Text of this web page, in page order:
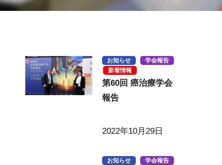
お知らせ
学会報告
新着情報
第60回 癌治療学会
報告
2022年10月29日
お知らせ
学会報告